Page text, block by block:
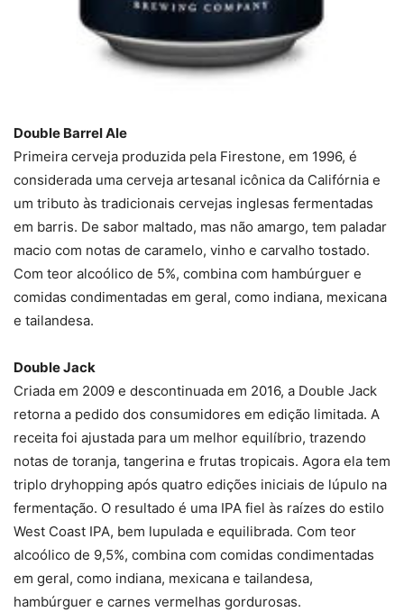
Double Barrel Ale
Primeira cerveja produzida pela Firestone, em 1996, é
considerada uma cerveja artesanal icônica da Califórnia e
um tributo às tradicionais cervejas inglesas fermentadas
em barris. De sabor maltado, mas não amargo, tem paladar
macio com notas de caramelo, vinho e carvalho tostado.
Com teor alcoólico de 5%, combina com hambúrguer e
comidas condimentadas em geral, como indiana, mexicana
e tailandesa.
Double Jack
Criada em 2009 e descontinuada em 2016, a Double Jack
retorna a pedido dos consumidores em edição limitada. A
receita foi ajustada para um melhor equilíbrio, trazendo
notas de toranja, tangerina e frutas tropicais. Agora ela tem
triplo dryhopping após quatro edições iniciais de lúpulo na
fermentação. O resultado é uma IPA fiel às raízes do estilo
West Coast IPA, bem lupulada e equilibrada. Com teor
alcoólico de 9,5%, combina com comidas condimentadas
em geral, como indiana, mexicana e tailandesa,
hambúrguer e carnes vermelhas gordurosas.